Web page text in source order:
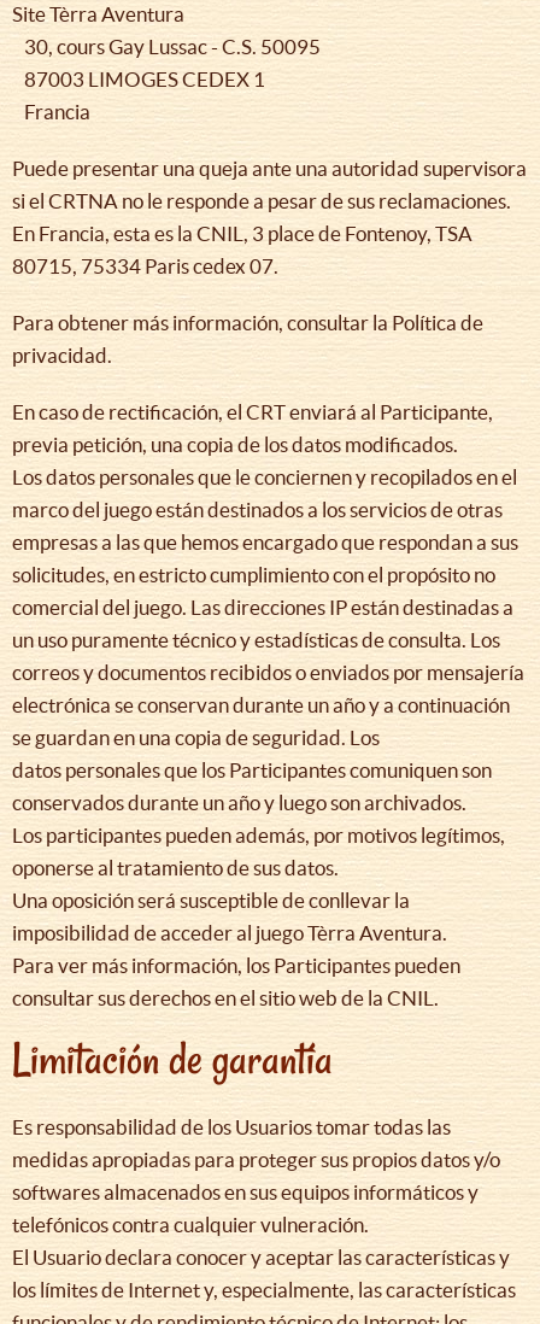
Site Tèrra Aventura
30, cours Gay Lussac - C.S. 50095
87003 LIMOGES CEDEX 1
Francia
Puede presentar una queja ante una autoridad supervisora
si el CRTNA no le responde a pesar de sus reclamaciones.
En Francia, esta es la CNIL, 3 place de Fontenoy, TSA
80715, 75334 Paris cedex 07.
Para obtener más información, consultar la Política de
privacidad.
En caso de rectificación, el CRT enviará al Participante,
previa petición, una copia de los datos modificados.
Los datos personales que le conciernen y recopilados en el
marco del juego están destinados a los servicios de otras
empresas a las que hemos encargado que respondan a sus
solicitudes, en estricto cumplimiento con el propósito no
comercial del juego. Las direcciones IP están destinadas a
un uso puramente técnico y estadísticas de consulta. Los
correos y documentos recibidos o enviados por mensajería
electrónica se conservan durante un año y a continuación
se guardan en una copia de seguridad. Los
datos personales que los Participantes comuniquen son
conservados durante un año y luego son archivados.
Los participantes pueden además, por motivos legítimos,
oponerse al tratamiento de sus datos.
Una oposición será susceptible de conllevar la
imposibilidad de acceder al juego Tèrra Aventura.
Para ver más información, los Participantes pueden
consultar sus derechos en el sitio web de la CNIL.
Limitación de garantía
Es responsabilidad de los Usuarios tomar todas las
medidas apropiadas para proteger sus propios datos y/o
softwares almacenados en sus equipos informáticos y
telefónicos contra cualquier vulneración.
El Usuario declara conocer y aceptar las características y
los límites de Internet y, especialmente, las características